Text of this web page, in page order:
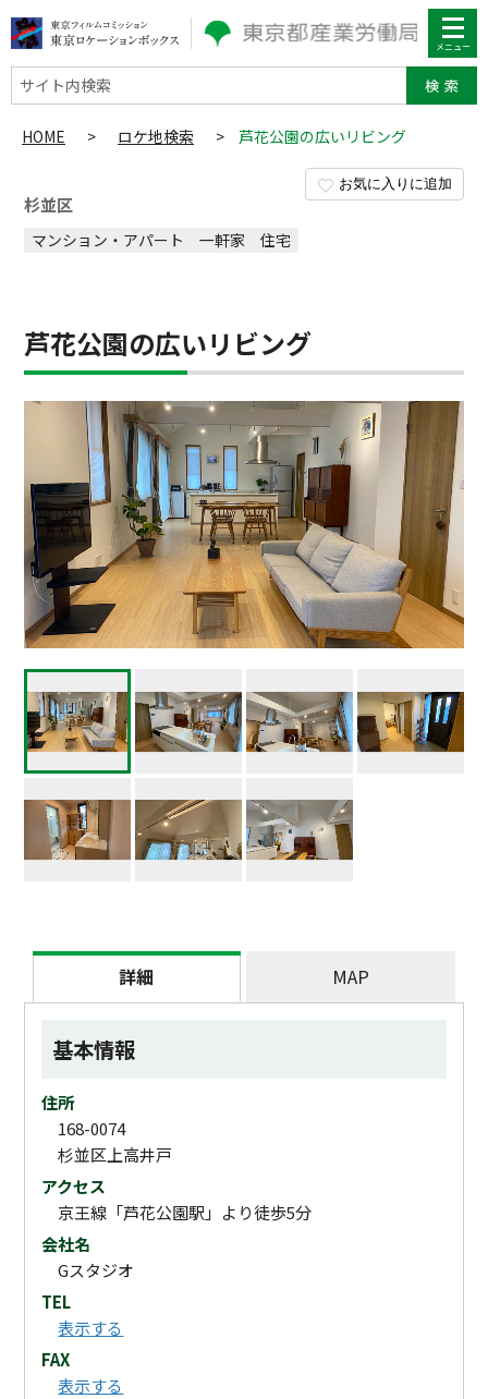
サイト内検索
HOME > ロケ地検索 > 芦花公園の広いリビング
お気に入りに追加
杉並区
マンション・アパート 一軒家 住宅
芦花公園の広いリビング
詳細 MAP
基本情報
住所
168-0074
杉並区上高井戸
アクセス
京王線「芦花公園駅」より徒歩5分
会社名
Gスタジオ
TEL
表示する
FAX
表示する